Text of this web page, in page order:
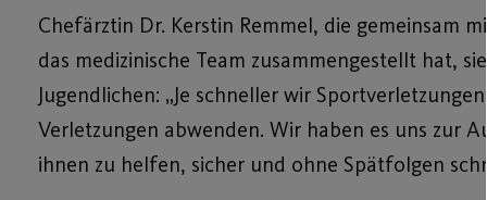
Chefärztin Dr. Kerstin Remmel, die
das medizinische Team zusammengestellt hat,
Jugendlichen: „Je schneller wir
Verletzungen abwenden. Wir haben es uns zur
ihnen zu helfen, sicher und ohne Spätfolgen